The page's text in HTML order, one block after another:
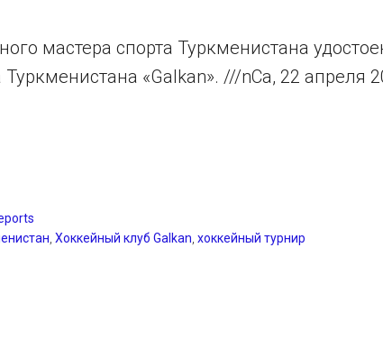
мастера спорта Туркменистана
«Galkan». ///nCa, 22 апреля
Хоккейный клуб Galkan хоккейный турнир